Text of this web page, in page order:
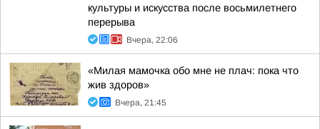
культуры и искусства после восьмилетнего
перерыва
Вчера, 22:06
«Милая мамочка обо мне не плач: пока что
жив здоров»
Вчера, 21:45